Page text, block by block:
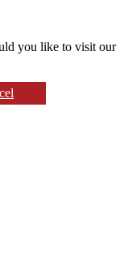
you like to visit our